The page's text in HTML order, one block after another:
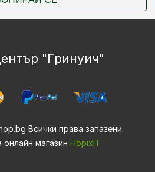
"Гринуич"
Всички права запазени.
онлайн магазин HopixIT